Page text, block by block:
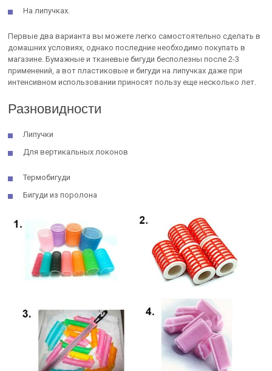
На липучках.
Первые два варианта вы можете легко самостоятельно сделать в
домашних условиях, однако последние необходимо покупать в
магазине. Бумажные и тканевые бигуди бесполезны после 2-3
применений, а вот пластиковые и бигуди на липучках даже при
интенсивном использовании приносят пользу еще несколько лет.
Разновидности
Липучки
Для вертикальных локонов
Термобигуди
Бигуди из поролона